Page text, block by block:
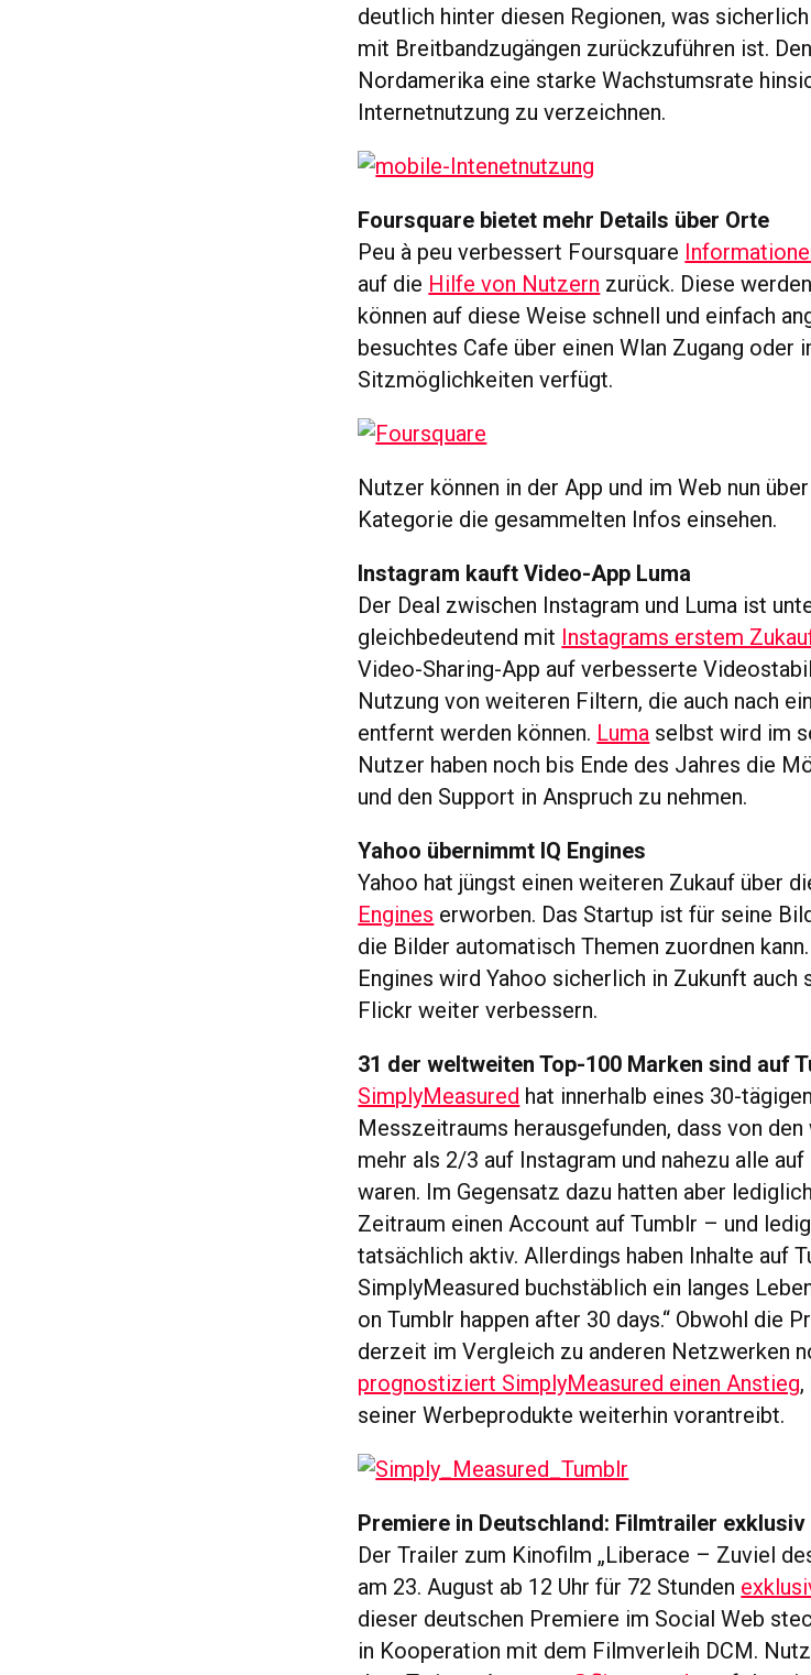
deutlich hinter diesen Regionen, was
mit Breitbandzugängen zurückzuführen ist.
Nordamerika eine starke Wachstumsrate
Internetnutzung zu verzeichnen.
Foursquare bietet mehr Details über Orte
Peu à peu verbessert Foursquare
auf die Hilfe von Nutzern zurück. Diese
können auf diese Weise schnell und einfach
besuchtes Cafe über einen Wlan Zugang oder
Sitzmöglichkeiten verfügt.
Nutzer können in der App und im Web nun
Kategorie die gesammelten Infos einsehen.
Instagram kauft Video-App Luma
Der Deal zwischen Instagram und Luma ist
gleichbedeutend mit Instagrams erstem
Video-Sharing-App auf verbesserte
Nutzung von weiteren Filtern, die auch nach
entfernt werden können. Luma selbst wird im
Nutzer haben noch bis Ende des Jahres die
und den Support in Anspruch zu nehmen.
Yahoo übernimmt IQ Engines
Yahoo hat jüngst einen weiteren Zukauf über
Engines erworben. Das Startup ist für seine
die Bilder automatisch Themen zuordnen
Engines wird Yahoo sicherlich in Zukunft
Flickr weiter verbessern.
31 der weltweiten Top-100 Marken sind auf
SimplyMeasured hat innerhalb eines 30-tägigen
Messzeitraums herausgefunden, dass von
mehr als 2/3 auf Instagram und nahezu alle
waren. Im Gegensatz dazu hatten aber
Zeitraum einen Account auf Tumblr – und
tatsächlich aktiv. Allerdings haben Inhalte auf
SimplyMeasured buchstäblich ein langes
on Tumblr happen after 30 days.“ Obwohl die
derzeit im Vergleich zu anderen Netzwerken
prognostiziert SimplyMeasured einen Anstieg
seiner Werbeprodukte weiterhin vorantreibt.
Premiere in Deutschland: Filmtrailer
Der Trailer zum Kinofilm „Liberace – Zuviel
am 23. August ab 12 Uhr für 72 Stunden
dieser deutschen Premiere im Social Web
in Kooperation mit dem Filmverleih DCM.